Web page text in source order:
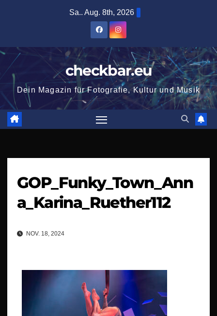
Sa.. Aug. 8th, 2026
checkbar.eu
Dein Magazin für Fotografie, Kultur und Musik
GOP_Funky_Town_Ann
a_Karina_Ruether112
NOV. 18, 2024